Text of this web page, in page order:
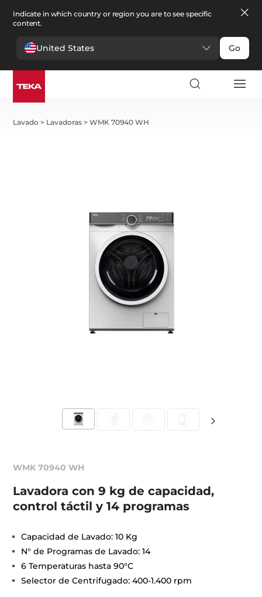
Indicate in which country or region you are to see specific
content.
United States Go
Lavado > Lavadoras >WMK 70940 WH
WMK 70940 WH
Lavadora con 9 kg de capacidad,
control táctil y 14 programas
Capacidad de Lavado: 10 Kg
N° de Programas de Lavado: 14
6 Temperaturas hasta 90°C
Selector de Centrifugado: 400-1.400 rpm